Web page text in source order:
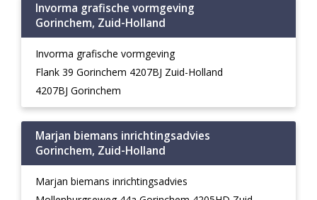
Invorma grafische vormgeving
Gorinchem, Zuid-Holland
Invorma grafische vormgeving
Flank 39 Gorinchem 4207BJ Zuid-Holland
4207BJ Gorinchem
Marjan biemans inrichtingsadvies
Gorinchem, Zuid-Holland
Marjan biemans inrichtingsadvies